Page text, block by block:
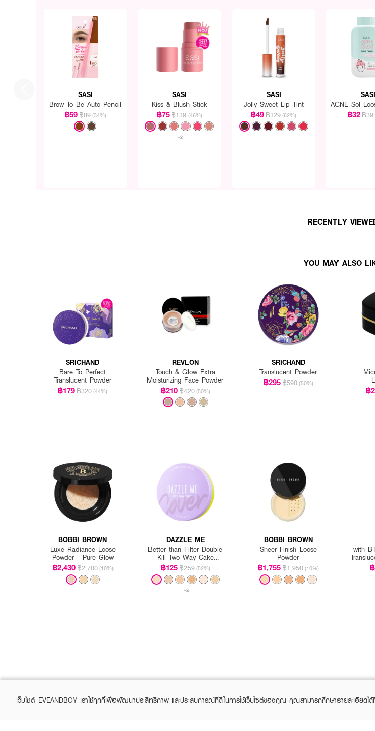
SASI
Brow To Be Auto Pencil
฿59฿89 (34%)
SASI
Kiss & Blush Stick
฿75฿139 (46%)
+2
SASI
Jolly Sweet Lip Tint
฿49฿129 (62%)
SASI
ACNE Sol
฿32฿39
RECENTLY
YOU MAY ALSO
SRICHAND
Bare To Perfect
Translucent Powder
฿179฿320 (44%)
REVLON
Touch & Glow Extra
Moisturizing Face Powder
฿210฿420 (50%)
SRICHAND
Translucent Powder
฿295฿590 (50%)
฿
BOBBI BROWN
Luxe Radiance Loose
Powder - Pure Glow
฿2,430฿2,700 (10%)
DAZZLE ME
Better than Filter Double
Kill Two Way Cake
Powder
฿125฿259 (52%)
+2
BOBBI BROWN
Sheer Finish Loose
Powder
฿1,755฿1,950 (10%)
with
เว็บไซต์ EVEANDBOY เราใช้คุกกี้เพื่อพัฒนาประสิทธิภาพ และประสบการณ์ที่ดีในการใช้เว็บไซต์ของคุณ คุณสามารถศึกษารายละเอียดได้